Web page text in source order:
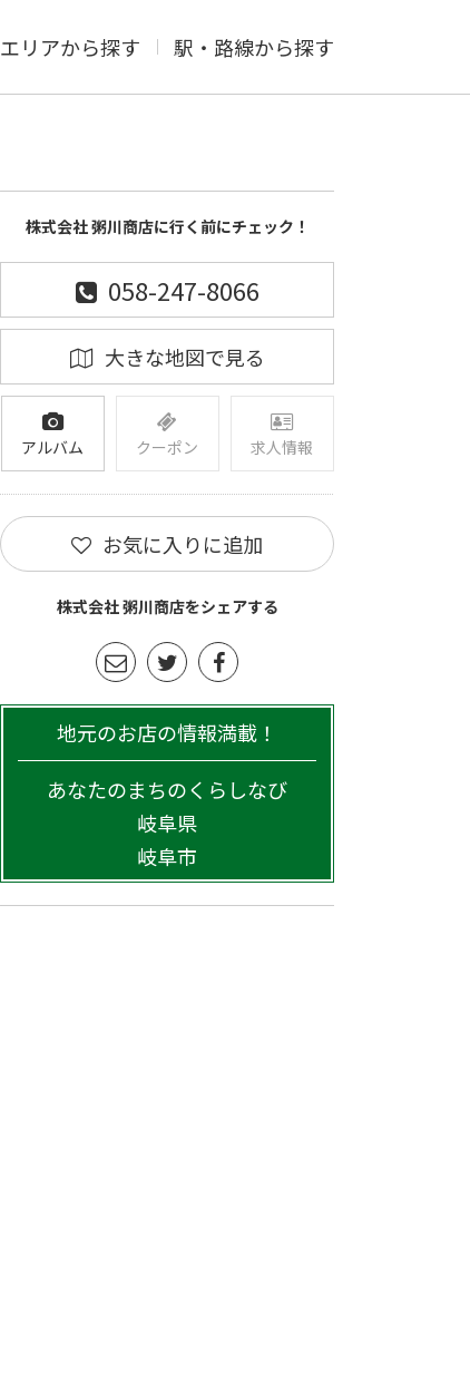
エリアから探す 駅・路線から探す
株式会社 粥川商店に行く前にチェック！
058-247-8066
大きな地図で見る
アルバム クーポン 求人情報
お気に入りに追加
株式会社 粥川商店をシェアする
地元のお店の情報満載！
あなたのまちのくらしなび
岐阜県
岐阜市